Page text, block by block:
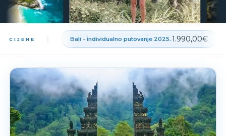
CIJENE Bali - individualno putovanje 2025.:1.990,00€